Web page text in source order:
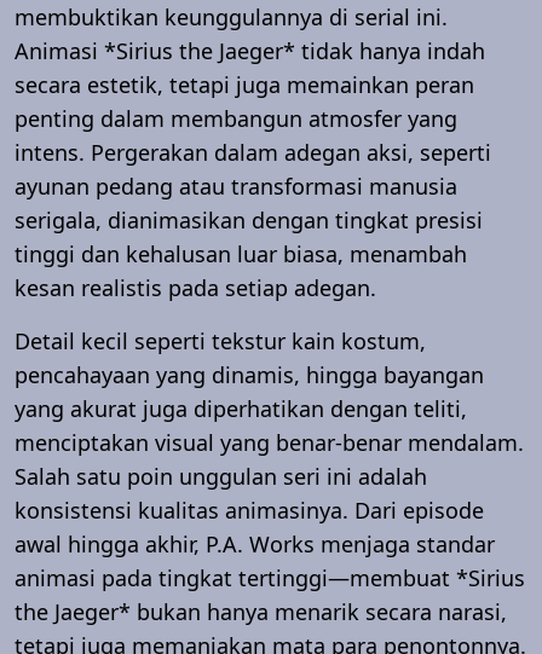
membuktikan keunggulannya di serial ini.
Animasi *Sirius the Jaeger* tidak hanya indah
secara estetik, tetapi juga memainkan peran
penting dalam membangun atmosfer yang
intens. Pergerakan dalam adegan aksi, seperti
ayunan pedang atau transformasi manusia
serigala, dianimasikan dengan tingkat presisi
tinggi dan kehalusan luar biasa, menambah
kesan realistis pada setiap adegan.
Detail kecil seperti tekstur kain kostum,
pencahayaan yang dinamis, hingga bayangan
yang akurat juga diperhatikan dengan teliti,
menciptakan visual yang benar-benar mendalam.
Salah satu poin unggulan seri ini adalah
konsistensi kualitas animasinya. Dari episode
awal hingga akhir, P.A. Works menjaga standar
animasi pada tingkat tertinggi—membuat *Sirius
the Jaeger* bukan hanya menarik secara narasi,
tetapi juga memanjakan mata para penontonnya.